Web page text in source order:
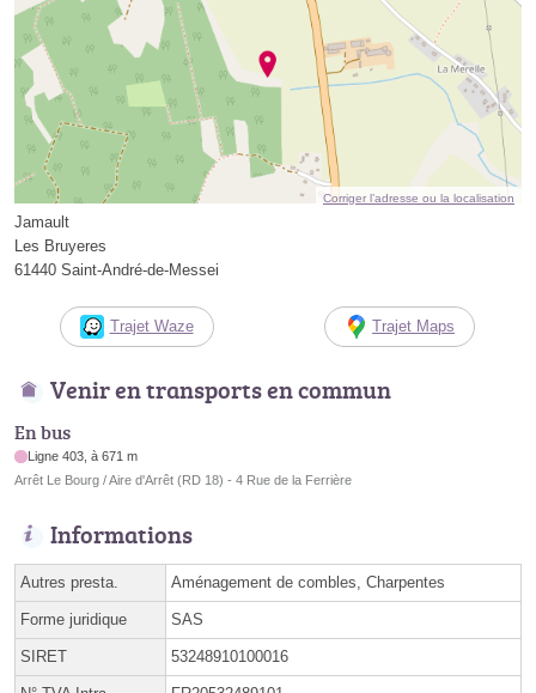
Corriger l’adresse ou la localisation
Jamault
Les Bruyeres
61440 Saint-André-de-Messei
Trajet Waze Trajet Maps
Venir en transports en commun
En bus
Ligne 403, à 671 m
Arrêt Le Bourg / Aire d'Arrêt (RD 18) - 4 Rue de la Ferrière
Informations
Autres presta. Aménagement de combles, Charpentes
Forme juridique SAS
SIRET 53248910100016